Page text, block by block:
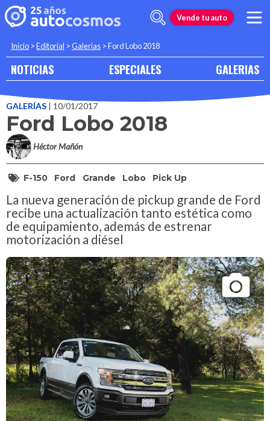
Vende tu auto
Inicio >Editorial >Galerias >Ford Lobo 2018
NOTICIAS ESPECIALES GALERIAS
GALERÍAS | 10/01/2017
Ford Lobo 2018
Héctor Mañón
F-150 Ford Grande Lobo Pick Up
La nueva generación de pickup grande de Ford
recibe una actualización tanto estética como
de equipamiento, además de estrenar
motorización a diésel